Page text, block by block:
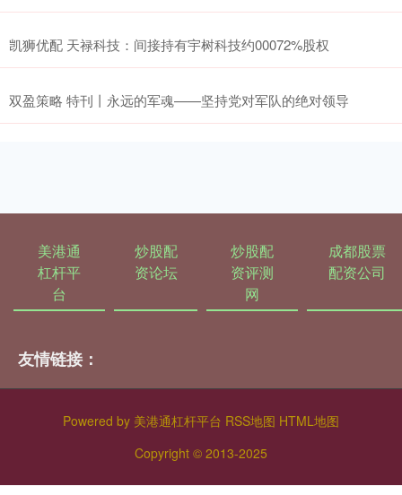
凯狮优配 天禄科技：间接持有宇树科技约00072%股权
双盈策略 特刊丨永远的军魂——坚持党对军队的绝对领导
美港通
杠杆平
台
炒股配
资论坛
炒股配
资评测
网
成都股票
配资公司
友情链接：
Powered by 美港通杠杆平台 RSS地图 HTML地图
Copyright © 2013-2025